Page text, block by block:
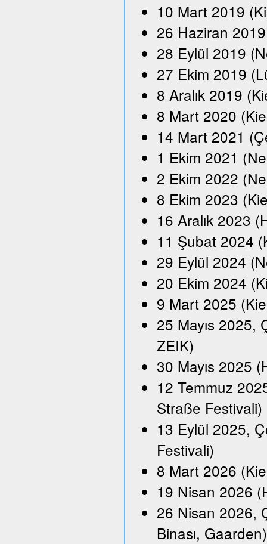
10 Mart 2019
26 Haziran
28 Eylül 2019
27 Ekim 2019
8 Aralık 2019
8 Mart 2020
14 Mart 2021
1 Ekim 2021
2 Ekim 2022
8 Ekim 2023
16 Aralık 2023
11 Şubat 2024
29 Eylül 2024
20 Ekim 2024
9 Mart 2025
25 Mayıs 2025,
ZEIK)
30 Mayıs 2025
12 Temmuz
Straße Festivali)
13 Eylül 2025,
Festivali)
8 Mart 2026
19 Nisan 2026
26 Nisan 2026,
Binası, Gaarden)